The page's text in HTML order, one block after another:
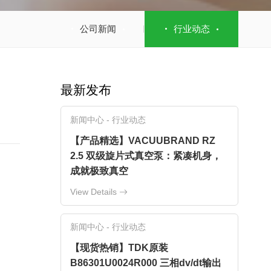
公司新闻 行业动态
最新发布
新闻中心 - 行业动态
【产品精选】VACUUBRAND RZ
2.5 双级旋片式真空泵：紧凑机身，
成就极致真空
View Details
新闻中心 - 行业动态
【现货热销】TDK原装
B86301U0024R000 三相dv/dt输出